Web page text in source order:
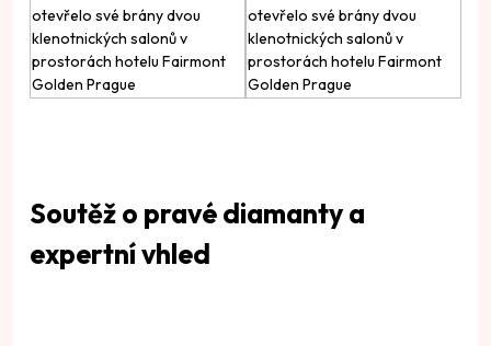
Soutěž o pravé diamanty a
expertní vhled